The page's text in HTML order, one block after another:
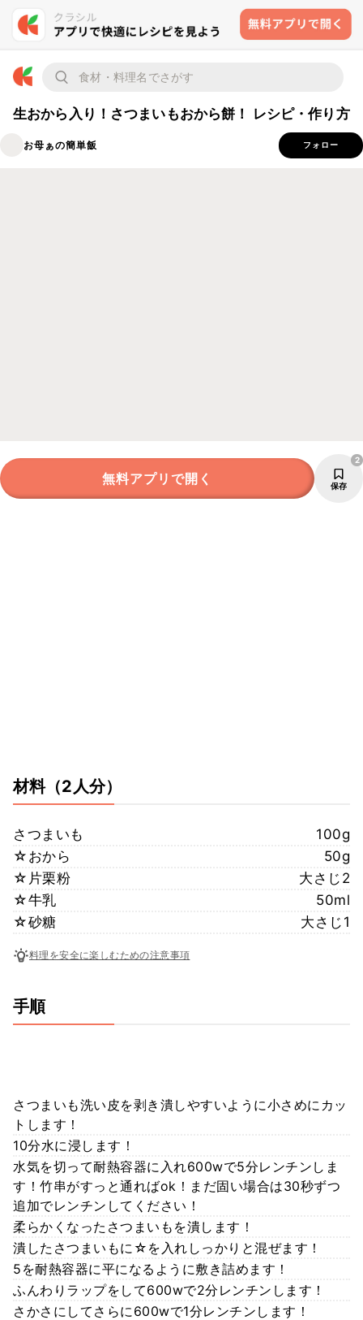
生おから入り！さつまいもおから餅！ レシピ・作り方
お母ぁの簡単飯 フォロー
無料アプリで開く 保存
2
材料（2人分）
さつまいも
100g
☆おから
50g
☆片栗粉
大さじ2
☆牛乳
50ml
☆砂糖
大さじ1
料理を安全に楽しむための注意事項
手順
さつまいも洗い皮を剥き潰しやすいように小さめにカッ
トします！
10分水に浸します！
水気を切って耐熱容器に入れ600wで5分レンチンしま
す！竹串がすっと通ればok！まだ固い場合は30秒ずつ
追加でレンチンしてください！
柔らかくなったさつまいもを潰します！
潰したさつまいもに☆を入れしっかりと混ぜます！
5を耐熱容器に平になるように敷き詰めます！
ふんわりラップをして600wで2分レンチンします！
さかさにしてさらに600wで1分レンチンします！